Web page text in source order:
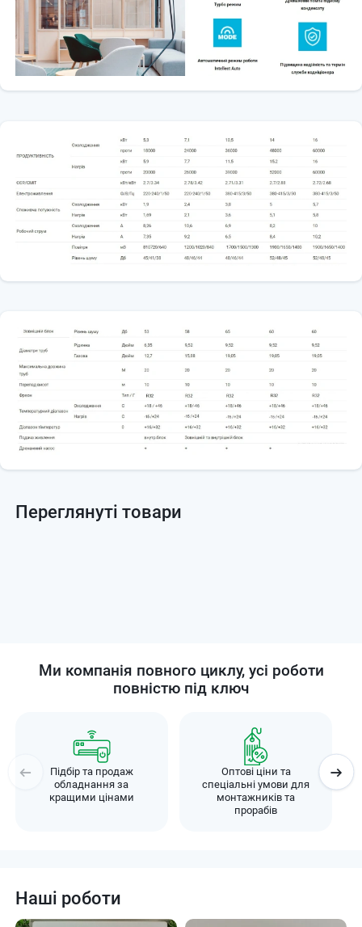
Переглянуті товари
Ми компанія повного циклу, усі роботи
повністю під ключ
Підбір та продаж
обладнання за
кращими цінами
Оптові ціни та
спеціальні умови для
монтажників та
прорабів
Наші роботи